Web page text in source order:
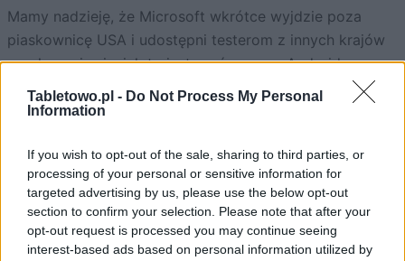
Tabletowo.pl - Do Not Process My Personal
Information
If you wish to opt-out of the sale, sharing to third parties, or
processing of your personal or sensitive information for
targeted advertising by us, please use the below opt-out
section to confirm your selection. Please note that after your
opt-out request is processed you may continue seeing
interest-based ads based on personal information utilized by
Mamy nadzieję, że Microsoft wkrótce wyjdzie poza
piaskownicę USA i udostępni testerom z innych krajów
przekonanie się, jak to jest grać w gry z Androida na
komputerze z Windowsem. Oby jak najszybciej!
Recenzja Roborock Q7 Max+. Robot sprzątający ze